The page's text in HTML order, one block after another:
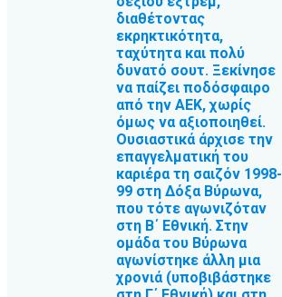
διαθέτοντας
εκρηκτικότητα,
ταχύτητα και πολύ
δυνατό σουτ. Ξεκίνησε
να παίζει ποδόσφαιρο
από την ΑΕΚ, χωρίς
όμως να αξιοποιηθεί.
Ουσιαστικά άρχισε την
επαγγελματική του
καριέρα τη σαιζόν 1998-
99 στη Δόξα Βύρωνα,
που τότε αγωνιζόταν
στη Β΄ Εθνική. Στην
ομάδα του Βύρωνα
αγωνίστηκε άλλη μια
χρονιά (υποβιβάστηκε